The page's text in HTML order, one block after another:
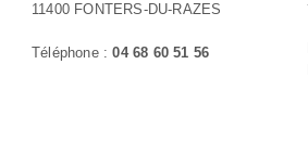
11400 FONTERS-DU-RAZES
Téléphone :04 68 60 51 56